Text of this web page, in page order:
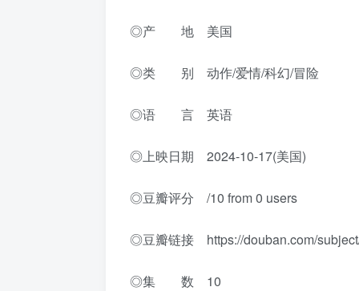
◎产 地 美国
◎类 别 动作/爱情/科幻/冒险
◎语 言 英语
◎上映日期 2024-10-17(美国)
◎豆瓣评分 /10 from 0 users
◎豆瓣链接 https://douban.com/
◎集 数 10